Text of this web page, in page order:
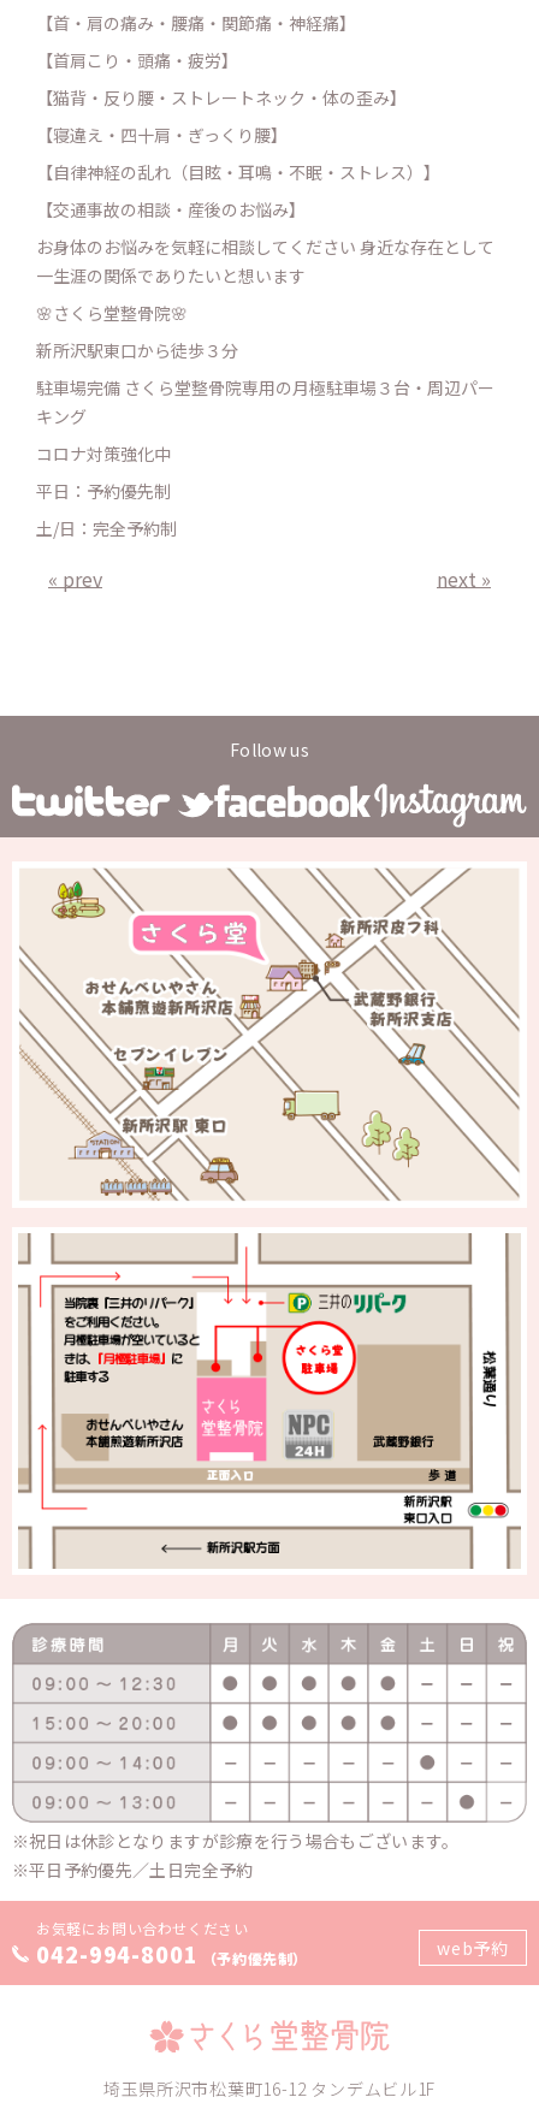
【首・肩の痛み・腰痛・関節痛・神経痛】
【首肩こり・頭痛・疲労】
【猫背・反り腰・ストレートネック・体の歪み】
【寝違え・四十肩・ぎっくり腰】
【自律神経の乱れ（目眩・耳鳴・不眠・ストレス）】
【交通事故の相談・産後のお悩み】
お身体のお悩みを気軽に相談してください 身近な存在として
一生涯の関係でありたいと想います
🌸さくら堂整骨院🌸
新所沢駅東口から徒歩３分
駐車場完備 さくら堂整骨院専用の月極駐車場３台・周辺パー
キング
コロナ対策強化中
平日：予約優先制
土/日：完全予約制
« prev next »
Follow us
祝日は休診となりますが診療を行う場合もございます。
平日予約優先／土日完全予約
お気軽にお問い合わせください
042-994-8001 （予約優先制） web予約
埼玉県所沢市松葉町16-12 タンデムビル1F